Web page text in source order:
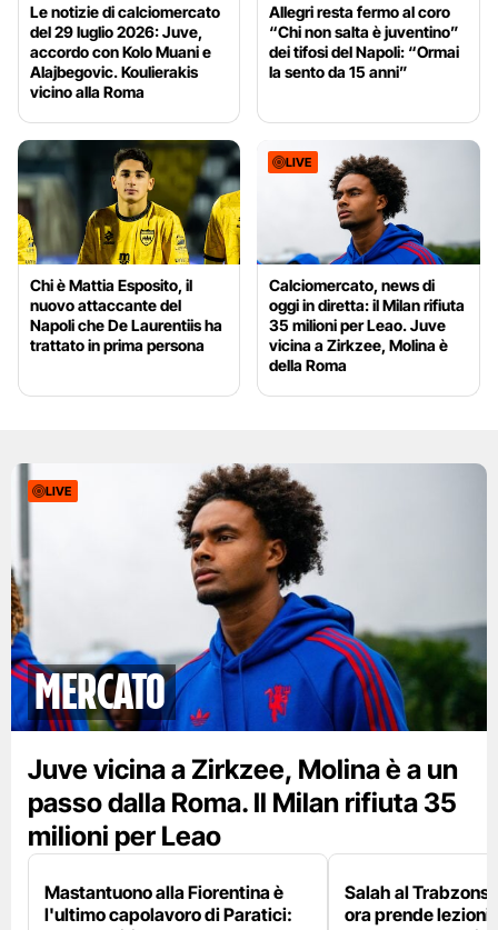
Le notizie di calciomercato
del 29 luglio 2026: Juve,
accordo con Kolo Muani e
Alajbegovic. Koulierakis
vicino alla Roma
Allegri resta fermo al coro
“Chi non salta è juventino”
dei tifosi del Napoli: “Ormai
la sento da 15 anni”
Chi è Mattia Esposito, il
nuovo attaccante del
Napoli che De Laurentiis ha
trattato in prima persona
LIVE
Calciomercato, news di
oggi in diretta: il Milan rifiuta
35 milioni per Leao. Juve
vicina a Zirkzee, Molina è
della Roma
LIVE
mercato
Juve vicina a Zirkzee, Molina è a un
passo dalla Roma. Il Milan rifiuta 35
milioni per Leao
Mastantuono alla Fiorentina è
l'ultimo capolavoro di Paratici:
Salah al
ora prende lezioni